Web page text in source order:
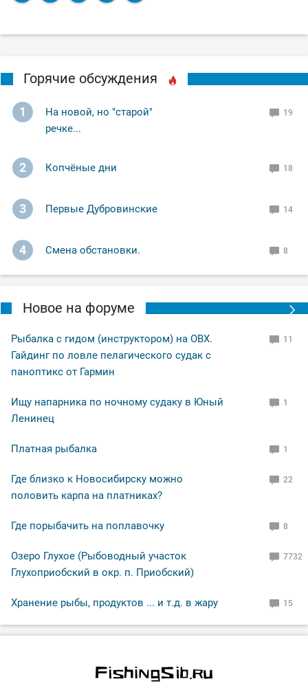
Горячие обсуждения
1
На новой, но "старой"
речке...
19
2 Копчёные дни 18
3 Первые Дубровинские 14
4 Смена обстановки. 8
Новое на форуме
Рыбалка с гидом (инструктором) на ОВХ.
Гайдинг по ловле пелагического судак с
паноптикс от Гармин
11
Ищу напарника по ночному судаку в Юный
Ленинец
1
Платная рыбалка 1
Где близко к Новосибирску можно
половить карпа на платниках?
22
Где порыбачить на поплавочку 8
Озеро Глухое (Рыбоводный участок
Глухоприобский в окр. п. Приобский)
7732
Хранение рыбы, продуктов ... и т.д. в жару 15